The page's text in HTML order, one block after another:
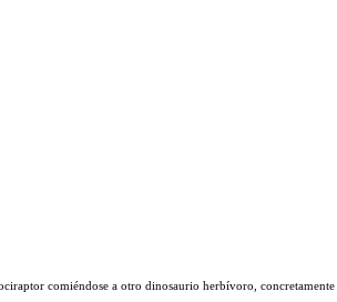
comiéndose a otro dinosaurio herbívoro,